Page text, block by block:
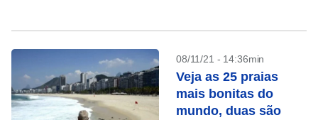
08/11/21 - 14:36min
Veja as 25 praias
mais bonitas do
mundo, duas são